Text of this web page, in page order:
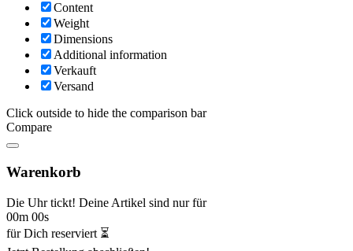
Content
Weight
Dimensions
Additional information
Verkauft
Versand
Click outside to hide the comparison bar
Compare
Warenkorb
Die Uhr tickt! Deine Artikel sind nur für
00m 00s
für Dich reserviert ⏳